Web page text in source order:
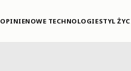
OPINIENOWE TECHNOLOGIESTYL